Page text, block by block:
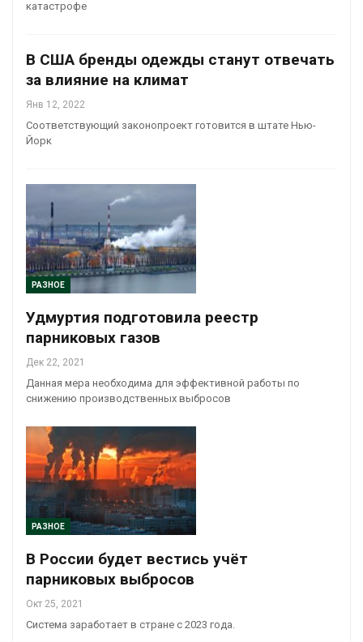
катастрофе
В США бренды одежды станут отвечать
за влияние на климат
Янв 12, 2022
Соответствующий законопроект готовится в штате Нью-
Йорк
РАЗНОЕ
Удмуртия подготовила реестр
парниковых газов
Дек 22, 2021
Данная мера необходима для эффективной работы по
снижению производственных выбросов
РАЗНОЕ
В России будет вестись учёт
парниковых выбросов
Окт 25, 2021
Система заработает в стране с 2023 года.